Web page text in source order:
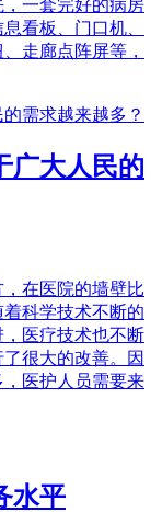
一套完好的病房
看板、门口机、
走廊点阵屏等，
广大人民的
在医院的墙壁比
科学技术不断的
医疗技术也不断
很大的改善。因
医护人员需要来
水平